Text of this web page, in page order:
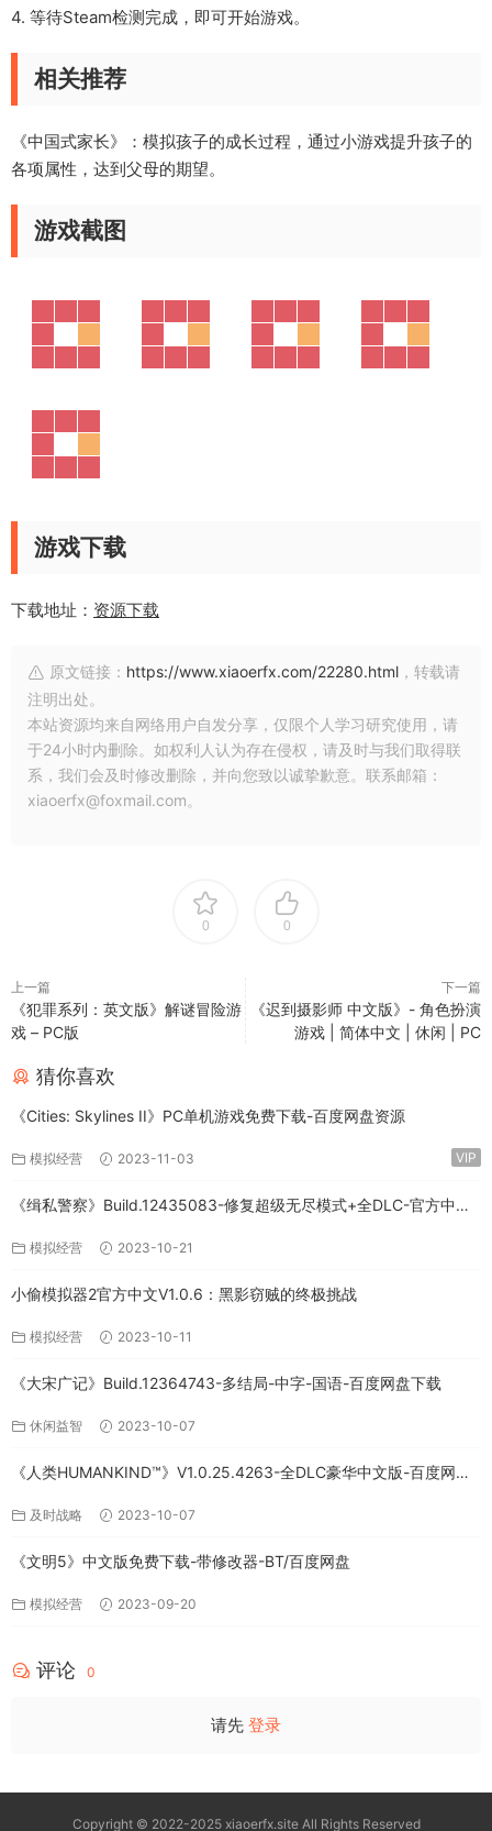
4. 等待Steam检测完成，即可开始游戏。
相关推荐
《中国式家长》：模拟孩子的成长过程，通过小游戏提升孩子的
各项属性，达到父母的期望。
游戏截图
游戏下载
下载地址： 资源下载
原文链接： https://www.xiaoerfx.com/22280.html ，转载请
注明出处。
本站资源均来自网络用户自发分享，仅限个人学习研究使用，请
于24小时内删除。如权利人认为存在侵权，请及时与我们取得联
系，我们会及时修改删除，并向您致以诚挚歉意。联系邮箱：
xiaoerfx@foxmail.com。
0 0
上一篇
《犯罪系列：英文版》解谜冒险游
戏 – PC版
下一篇
《迟到摄影师 中文版》- 角色扮演
游戏 | 简体中文 | 休闲 | PC
猜你喜欢
《Cities: Skylines II》PC单机游戏免费下载-百度网盘资源
模拟经营 2023-11-03 VIP
《缉私警察》Build.12435083-修复超级无尽模式+全DLC-官方中文-
模拟经营 2023-10-21
小偷模拟器2官方中文V1.0.6：黑影窃贼的终极挑战
模拟经营 2023-10-11
《大宋广记》Build.12364743-多结局-中字-国语-百度网盘下载
休闲益智 2023-10-07
《人类HUMANKIND™》V1.0.25.4263-全DLC豪华中文版-百度网盘
及时战略 2023-10-07
《文明5》中文版免费下载-带修改器-BT/百度网盘
模拟经营 2023-09-20
评论 0
请先 登录
Copyright © 2022-2025 xiaoerfx.site All Rights Reserved